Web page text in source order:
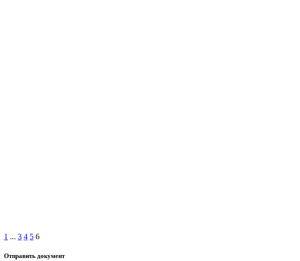
1 ... 3 4 5 6
Отправить документ